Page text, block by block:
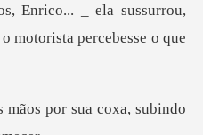
ussurrou,
moto
os por sua coxa, subindo